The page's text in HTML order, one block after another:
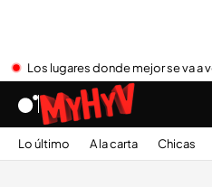
Los lugares donde mejor se va a
Lo último A la carta Chicas